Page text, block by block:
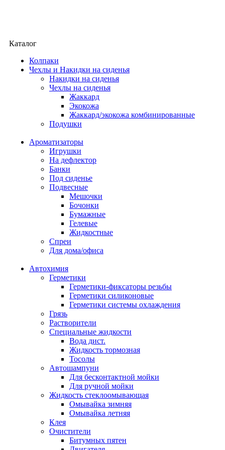
Каталог
Колпаки
Чехлы и Накидки на сиденья
Накидки на сиденья
Чехлы на сиденья
Жаккард
Экокожа
Жаккард/экокожа комбинированные
Подушки
Ароматизаторы
Игрушки
На дефлектор
Банки
Под сиденье
Подвесные
Мешочки
Бочонки
Бумажные
Гелевые
Жидкостные
Спреи
Для дома/офиса
Автохимия
Герметики
Герметики-фиксаторы резьбы
Герметики силиконовые
Герметики системы охлаждения
Грязь
Растворители
Специальные жидкости
Вода дист.
Жидкость тормозная
Тосолы
Автошампуни
Для бесконтактной мойки
Для ручной мойки
Жидкость стеклоомывающая
Омывайка зимняя
Омывайка летняя
Клея
Очистители
Битумных пятен